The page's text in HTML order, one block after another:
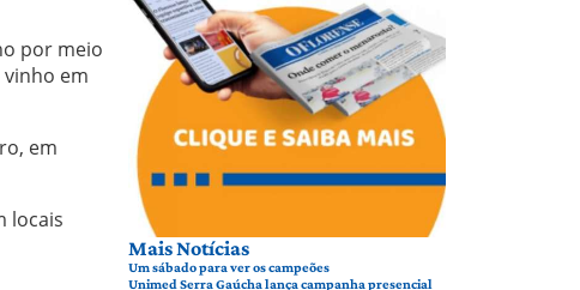
por meio
em
em
locais
Mais Notícias
Um sábado para ver os campeões
Unimed Serra Gaúcha lança campanha presencial